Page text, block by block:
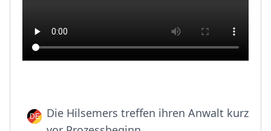
Die Hilsemers treffen ihren Anwalt kurz